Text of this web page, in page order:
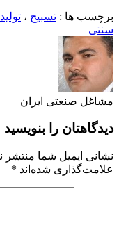
برچسب ها : تسبیح ،
سنتی
مشاغل صنعتی ایران
دیدگاهتان را بنویسید
نشانی ایمیل شما منتشر
علامت‌گذاری شده‌اند *